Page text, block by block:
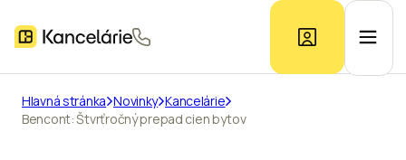
Ponuka kancelárií
Hlavná stránka Novinky Kancelárie
Bencont: Štvrťročný prepad cien bytov